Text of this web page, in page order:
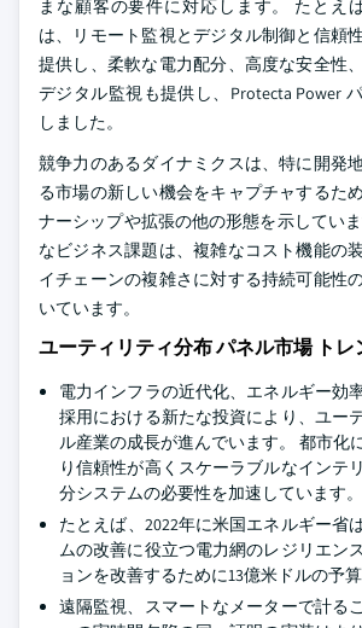
まな顧客の要件に対応します。 たとえ
は、リモート監視とデジタル制御と信頼
提供し、柔軟な電力配分、高度な安全性
デジタル監視も提供し、Protecta Power
しました。
競争力のあるダイナミクスは、特に開発
る市場の新しい機会をキャプチャするた
ナーシップや拡張の他の形態を示してい
なビジネス課題は、複雑なコスト機能の
イチェーンの複雑さに対する持続可能性
いています。
ユーティリティ分布 パネル市場 トレ
電力インフラの近代化、エネルギー効
採用における新たな投資により、ユー
ル産業の成長が進んでいます。 都市化
り信頼性が高くスケーラブルなインテ
分システムの必要性を加速しています。
たとえば、2022年に米国エネルギー省
ムの改善に役立つ電力網のレジリエン
ョンを改善するために13億米ドルの予
遠隔監視、スマートなメーターで計る